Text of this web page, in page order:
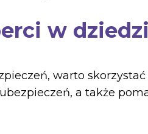
w
warto skorzystać
a także